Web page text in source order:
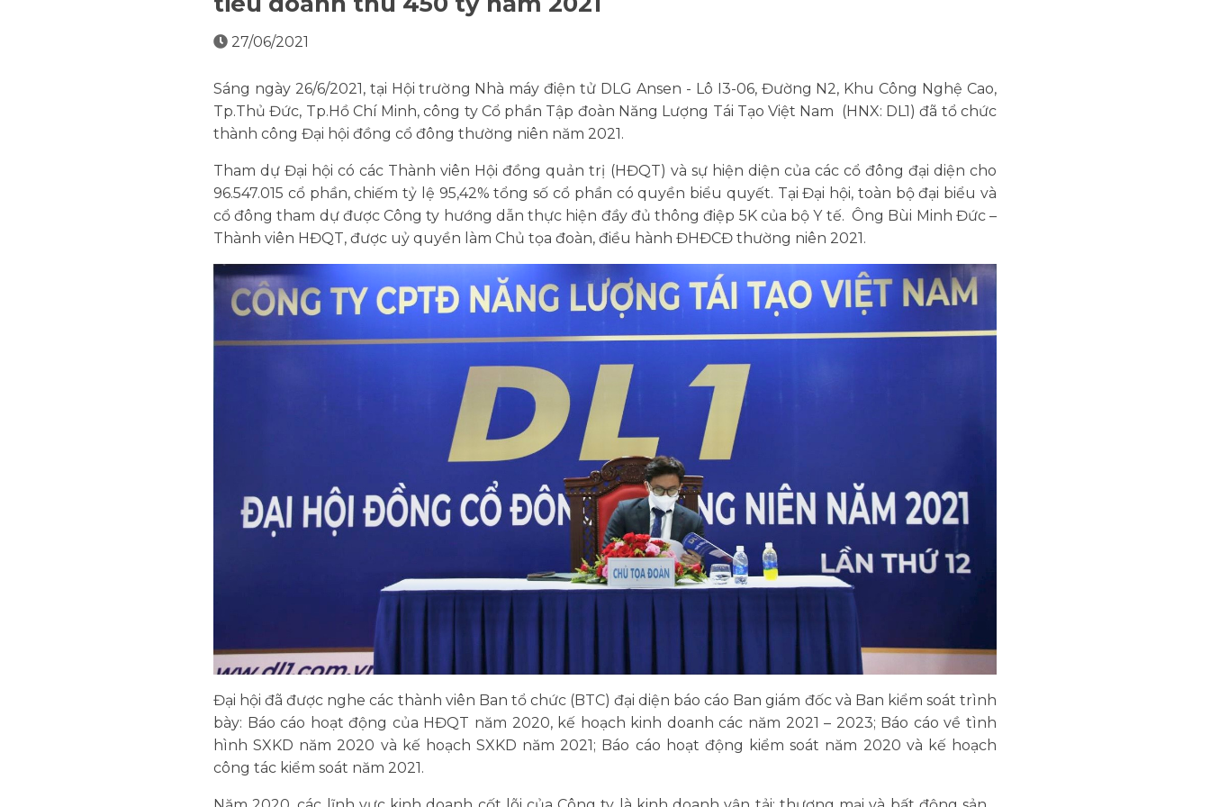
27/06/2021
Sáng ngày 26/6/2021, tại Hội trường Nhà máy điện tử DLG Ansen - Lô I3-06, Đường N2, Khu Công Nghệ Cao,
Tp.Thủ Đức, Tp.Hồ Chí Minh, công ty Cổ phần Tập đoàn Năng Lượng Tái Tạo Việt Nam (HNX: DL1) đã tổ chức
thành công Đại hội đồng cổ đông thường niên năm 2021.
Tham dự Đại hội có các Thành viên Hội đồng quản trị (HĐQT) và sự hiện diện của các cổ đông đại diện cho
96.547.015 cổ phần, chiếm tỷ lệ 95,42% tổng số cổ phần có quyền biểu quyết. Tại Đại hội, toàn bộ đại biểu và
cổ đông tham dự được Công ty hướng dẫn thực hiện đầy đủ thông điệp 5K của bộ Y tế. Ông Bùi Minh Đức –
Thành viên HĐQT, được uỷ quyền làm Chủ tọa đoàn, điều hành ĐHĐCĐ thường niên 2021.
Đại hội đã được nghe các thành viên Ban tổ chức (BTC) đại diện báo cáo Ban giám đốc và Ban kiểm soát trình
bày: Báo cáo hoạt động của HĐQT năm 2020, kế hoạch kinh doanh các năm 2021 – 2023; Báo cáo về tình
hình SXKD năm 2020 và kế hoạch SXKD năm 2021; Báo cáo hoạt động kiểm soát năm 2020 và kế hoạch
công tác kiểm soát năm 2021.